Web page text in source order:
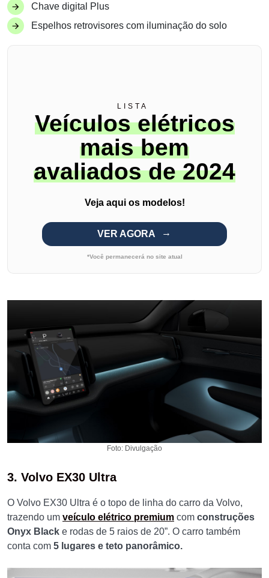
Chave digital Plus
Espelhos retrovisores com iluminação do solo
LISTA
Veículos elétricos
mais bem
avaliados de 2024
Veja aqui os modelos!
VER AGORA
*Você permanecerá no site atual
Foto: Divulgação
3. Volvo EX30 Ultra
O Volvo EX30 Ultra é o topo de linha do carro da Volvo,
trazendo um veículo elétrico premium com construções
Onyx Black e rodas de 5 raios de 20”. O carro também
conta com 5 lugares e teto panorâmico.